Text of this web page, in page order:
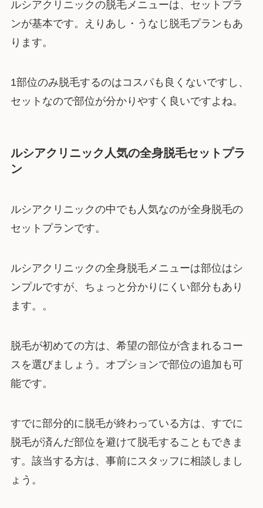
ルシアクリニックの脱毛メニューは、セットプラ
ンが基本です。えりあし・うなじ脱毛プランもあ
ります。
1部位のみ脱毛するのはコスパも良くないですし、
セットなので部位が分かりやすく良いですよね。
ルシアクリニック人気の全身脱毛セットプラ
ン
ルシアクリニックの中でも人気なのが全身脱毛の
セットプランです。
ルシアクリニックの全身脱毛メニューは部位はシ
ンプルですが、ちょっと分かりにくい部分もあり
ます。。
脱毛が初めての方は、希望の部位が含まれるコー
スを選びましょう。オプションで部位の追加も可
能です。
すでに部分的に脱毛が終わっている方は、すでに
脱毛が済んだ部位を避けて脱毛することもできま
す。該当する方は、事前にスタッフに相談しまし
ょう。